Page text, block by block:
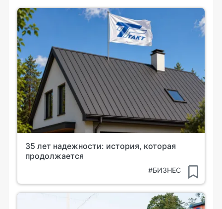
35 лет надежности: история, которая
продолжается
#БИЗНЕС